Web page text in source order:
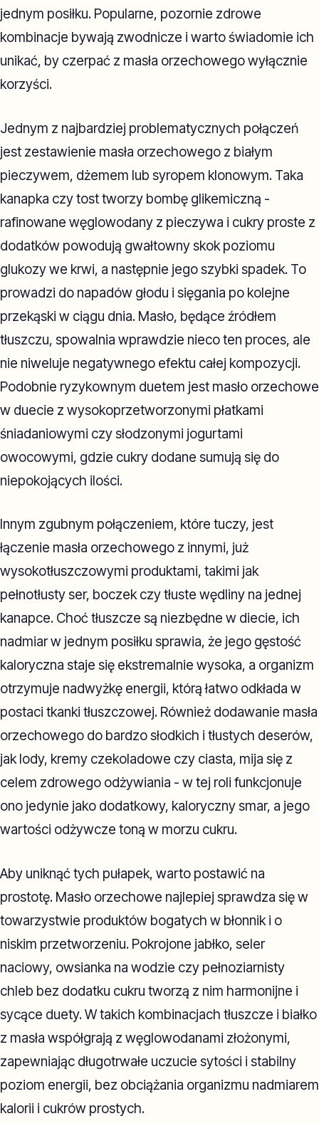
jednym posiłku. Popularne, pozornie zdrowe
kombinacje bywają zwodnicze i warto świadomie ich
unikać, by czerpać z masła orzechowego wyłącznie
korzyści.
Jednym z najbardziej problematycznych połączeń
jest zestawienie masła orzechowego z białym
pieczywem, dżemem lub syropem klonowym. Taka
kanapka czy tost tworzy bombę glikemiczną -
rafinowane węglowodany z pieczywa i cukry proste z
dodatków powodują gwałtowny skok poziomu
glukozy we krwi, a następnie jego szybki spadek. To
prowadzi do napadów głodu i sięgania po kolejne
przekąski w ciągu dnia. Masło, będące źródłem
tłuszczu, spowalnia wprawdzie nieco ten proces, ale
nie niweluje negatywnego efektu całej kompozycji.
Podobnie ryzykownym duetem jest masło orzechowe
w duecie z wysokoprzetworzonymi płatkami
śniadaniowymi czy słodzonymi jogurtami
owocowymi, gdzie cukry dodane sumują się do
niepokojących ilości.
Innym zgubnym połączeniem, które tuczy, jest
łączenie masła orzechowego z innymi, już
wysokotłuszczowymi produktami, takimi jak
pełnotłusty ser, boczek czy tłuste wędliny na jednej
kanapce. Choć tłuszcze są niezbędne w diecie, ich
nadmiar w jednym posiłku sprawia, że jego gęstość
kaloryczna staje się ekstremalnie wysoka, a organizm
otrzymuje nadwyżkę energii, którą łatwo odkłada w
postaci tkanki tłuszczowej. Również dodawanie masła
orzechowego do bardzo słodkich i tłustych deserów,
jak lody, kremy czekoladowe czy ciasta, mija się z
celem zdrowego odżywiania - w tej roli funkcjonuje
ono jedynie jako dodatkowy, kaloryczny smar, a jego
wartości odżywcze toną w morzu cukru.
Aby uniknąć tych pułapek, warto postawić na
prostotę. Masło orzechowe najlepiej sprawdza się w
towarzystwie produktów bogatych w błonnik i o
niskim przetworzeniu. Pokrojone jabłko, seler
naciowy, owsianka na wodzie czy pełnoziarnisty
chleb bez dodatku cukru tworzą z nim harmonijne i
sycące duety. W takich kombinacjach tłuszcze i białko
z masła współgrają z węglowodanami złożonymi,
zapewniając długotrwałe uczucie sytości i stabilny
poziom energii, bez obciążania organizmu nadmiarem
kalorii i cukrów prostych.